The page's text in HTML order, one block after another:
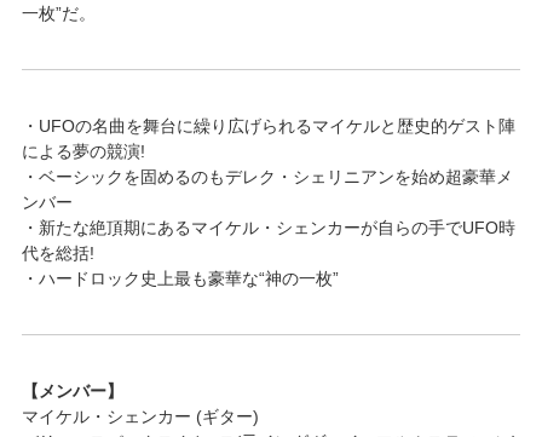
一枚”だ。
・UFOの名曲を舞台に繰り広げられるマイケルと歴史的ゲスト陣
による夢の競演!
・ベーシックを固めるのもデレク・シェリニアンを始め超豪華メ
ンバー
・新たな絶頂期にあるマイケル・シェンカーが自らの手でUFO時
代を総括!
・ハードロック史上最も豪華な“神の一枚”
【メンバー】
マイケル・シェンカー (ギター)